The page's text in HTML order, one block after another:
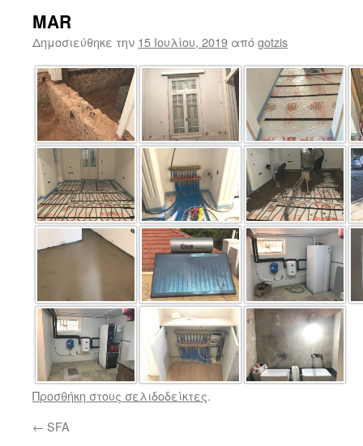
MAR
Δημοσιεύθηκε την 15 Ιουλίου, 2019 απόgotzis
Προσθήκη στους σελιδοδείκτες.
← SFA